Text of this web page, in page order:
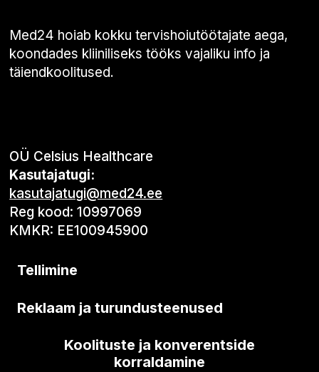
Med24 hoiab kokku tervishoiutöötajate aega,
koondades kliiniliseks tööks vajaliku info ja
täiendkoolitused.
OÜ Celsius Healthcare
Kasutajatugi:
kasutajatugi@med24.ee
Reg kood: 10997069
KMKR: EE100945900
Tellimine
Reklaam ja turundusteenused
Koolituste ja konverentside
korraldamine